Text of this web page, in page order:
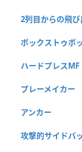
2列目からの飛び
ボックストゥボ
ハードプレスMF
プレーメイカー
アンカー
攻撃的サイドバ